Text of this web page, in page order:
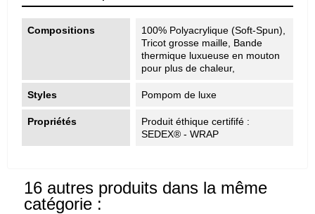
Compositions
100% Polyacrylique (Soft-Spun),
Tricot grosse maille, Bande
thermique luxueuse en mouton
pour plus de chaleur,
Styles Pompom de luxe
Propriétés
Produit éthique certififé :
SEDEX® - WRAP
16 autres produits dans la même
catégorie :